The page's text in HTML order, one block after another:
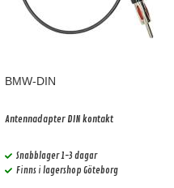
BMW-DIN
Antennadapter DIN kontakt
Snabblager 1-3 dagar
Finns i lagershop Göteborg